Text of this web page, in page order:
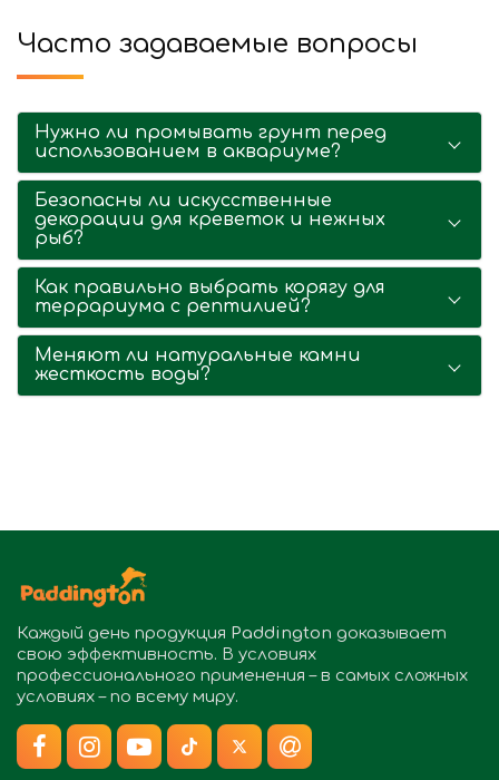
Часто задаваемые вопросы
Нужно ли промывать грунт перед
использованием в аквариуме?
Безопасны ли искусственные
декорации для креветок и нежных
рыб?
Как правильно выбрать корягу для
террариума с рептилией?
Меняют ли натуральные камни
жесткость воды?
Каждый день продукция Paddington доказывает
свою эффективность. В условиях
профессионального применения – в самых сложных
условиях – по всему миру.